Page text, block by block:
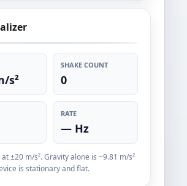
s²
SHAKE COUNT
0
RATE
— Hz
±20 m/s². Gravity alone is ~9.81 m/s²
is stationary and flat.